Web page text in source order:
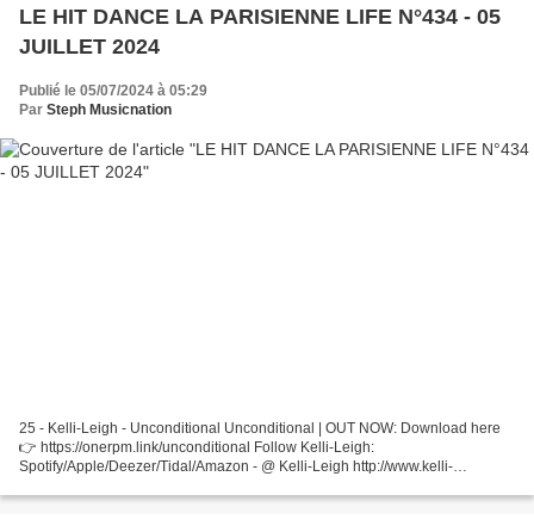
LE HIT DANCE LA PARISIENNE LIFE N°434 - 05
JUILLET 2024
Publié le 05/07/2024 à 05:29
Par Steph Musicnation
25 - Kelli-Leigh - Unconditional Unconditional | OUT NOW: Download here
👉 https://onerpm.link/unconditional Follow Kelli-Leigh:
Spotify/Apple/Deezer/Tidal/Amazon - @ Kelli-Leigh http://www.kelli-